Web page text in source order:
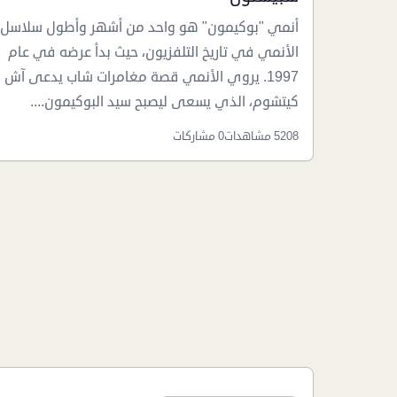
أنمي "بوكيمون" هو واحد من أشهر وأطول سلاسل
الأنمي في تاريخ التلفزيون، حيث بدأ عرضه في عام
1997. يروي الأنمي قصة مغامرات شاب يدعى آش
كيتشوم، الذي يسعى ليصبح سيد البوكيمون....
5208 مشاهدات 0 مشاركات